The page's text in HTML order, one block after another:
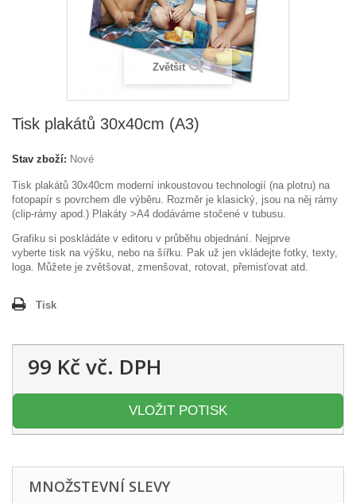
Zvětšit
Tisk plakátů 30x40cm (A3)
Stav zboží: Nové
Tisk plakátů 30x40cm moderní inkoustovou technologií (na plotru) na
fotopapír s povrchem dle výběru. Rozměr je klasický, jsou na něj rámy
(clip-rámy apod.) Plakáty >A4 dodáváme stočené v tubusu.
Grafiku si poskládáte v editoru v průběhu objednání. Nejprve
vyberte tisk na výšku, nebo na šířku. Pak už jen vkládejte fotky, texty,
loga. Můžete je zvětšovat, zmenšovat, rotovat, přemisťovat atd.
Tisk
99 Kčvč. DPH
VLOŽIT POTISK
MNOŽSTEVNÍ SLEVY